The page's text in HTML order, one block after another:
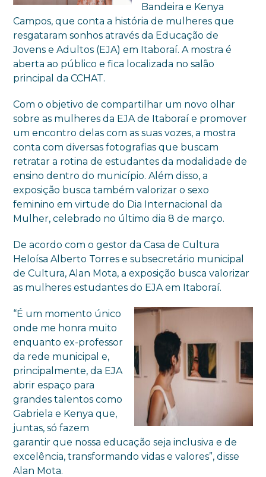
Bandeira e Kenya
Campos, que conta a história de mulheres que
resgataram sonhos através da Educação de
Jovens e Adultos (EJA) em Itaboraí. A mostra é
aberta ao público e fica localizada no salão
principal da CCHAT.
Com o objetivo de compartilhar um novo olhar
sobre as mulheres da EJA de Itaboraí e promover
um encontro delas com as suas vozes, a mostra
conta com diversas fotografias que buscam
retratar a rotina de estudantes da modalidade de
ensino dentro do município. Além disso, a
exposição busca também valorizar o sexo
feminino em virtude do Dia Internacional da
Mulher, celebrado no último dia 8 de março.
De acordo com o gestor da Casa de Cultura
Heloísa Alberto Torres e subsecretário municipal
de Cultura, Alan Mota, a exposição busca valorizar
as mulheres estudantes do EJA em Itaboraí.
“É um momento único
onde me honra muito
enquanto ex-professor
da rede municipal e,
principalmente, da EJA
abrir espaço para
grandes talentos como
Gabriela e Kenya que,
juntas, só fazem
garantir que nossa educação seja inclusiva e de
excelência, transformando vidas e valores”, disse
Alan Mota.